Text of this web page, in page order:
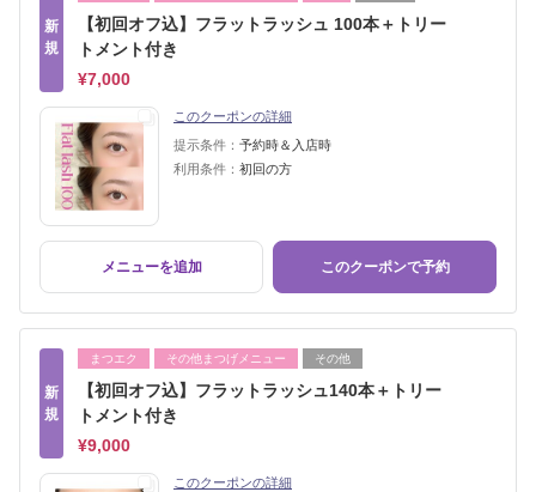
新
規
【初回オフ込】フラットラッシュ 100本＋トリー
トメント付き
¥7,000
このクーポンの詳細
提示条件： 予約時＆入店時
利用条件： 初回の方
メニューを追加 このクーポンで予約
新
規
まつエク その他まつげメニュー その他
【初回オフ込】フラットラッシュ140本＋トリー
トメント付き
¥9,000
このクーポンの詳細